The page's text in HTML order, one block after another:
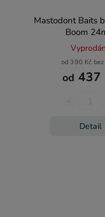
Mastodont Baits
Boom
od 390 Kč
od 437
Detail